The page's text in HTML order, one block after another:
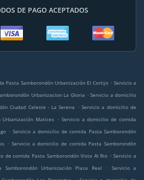
DE PAGO ACEPTADOS
Pasta Samborondón Urbanización El Cortijo . Servicio a
Urbanizacion La Gloria . Servicio a domicilio
Ciudad Celeste - La Serena
. Servicio a domicilio de
Urbanización Matices . Servicio a domicilio de comida
. Servicio a domicilio de comida Pasta Samborondón
. Servicio a domicilio de comida Pasta Samborondón
de comida Pasta Samborondón Vista Al Rio . Servicio a
Urbanización Plaza Real
.
Servicio a